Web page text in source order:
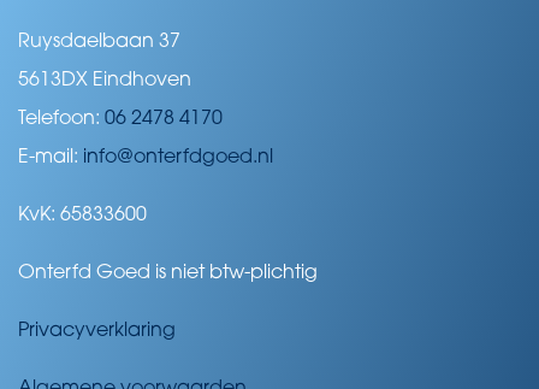
Ruysdaelbaan 37
5613DX Eindhoven
Telefoon: 06 2478 4170
E-mail: info@onterfdgoed.nl
KvK: 65833600
Onterfd Goed is niet btw-plichtig
Privacyverklaring